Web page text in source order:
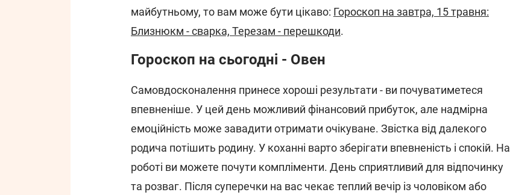
майбутньому, то вам може бути цікаво: Гороскоп на завтра, 15 травня:
Близнюкм - сварка, Терезам - перешкоди.
Гороскоп на сьогодні - Овен
Самовдосконалення принесе хороші результати - ви почуватиметеся
впевненіше. У цей день можливий фінансовий прибуток, але надмірна
емоційність може завадити отримати очікуване. Звістка від далекого
родича потішить родину. У коханні варто зберігати впевненість і спокій. На
роботі ви можете почути компліменти. День сприятливий для відпочинку
та розваг. Після суперечки на вас чекає теплий вечір із чоловіком або